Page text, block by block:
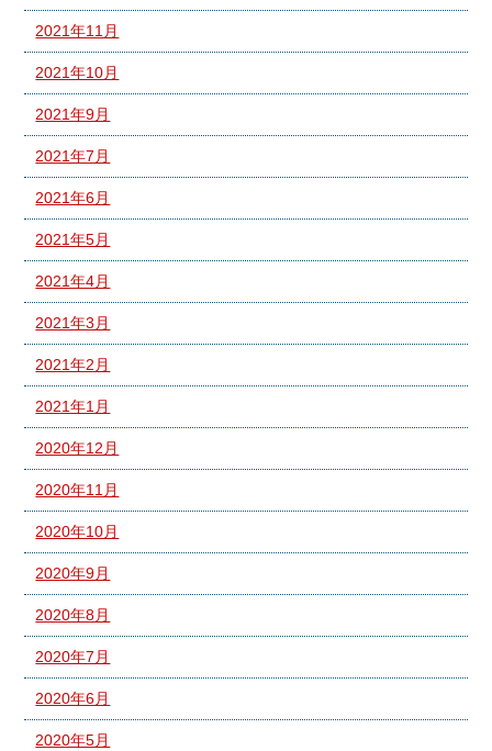
2021年11月
2021年10月
2021年9月
2021年7月
2021年6月
2021年5月
2021年4月
2021年3月
2021年2月
2021年1月
2020年12月
2020年11月
2020年10月
2020年9月
2020年8月
2020年7月
2020年6月
2020年5月